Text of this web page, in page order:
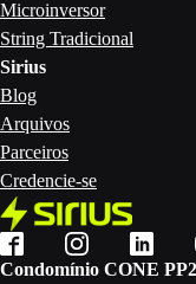
Condomínio CONE PP2
Sirius
Blog
Arquivos
Parceiros
Credencie-se
Microinversor
String Tradicional